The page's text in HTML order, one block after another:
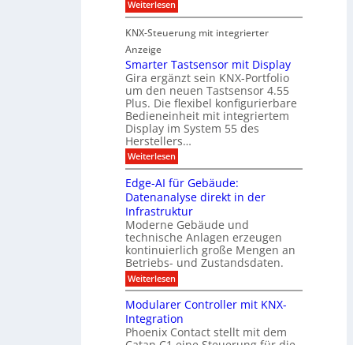
D
T
c
h
n
o
l
o
g
e
s
s
t
e
k
e
n
n
u
n
g
m
i
t
A
n
s
a
g
r
a
u
ö
f
n
e
t
n
e
u
e
s
A
u
s
b
i
l
d
u
n
g
s
Weiterlesen:
S
c
e
r
h
e
i
t
s
e
x
p
o
M
ü
n
c
h
e
n
2
0
2
6
g
h
t
KNX-Steuerung mit integrierter
Anzeige
Smarter Tastsensor mit Display
Gira ergänzt sein KNX-Portfolio
um den neuen Tastsensor 4.55
Plus. Die flexibel konfigurierbare
Bedieneinheit mit integriertem
Display im System 55 des
Herstellers…
Weiterlesen:
S
m
a
r
t
e
r
T
a
s
t
s
n
s
o
Edge-AI für Gebäude:
Datenanalyse direkt in der
Infrastruktur
Moderne Gebäude und
technische Anlagen erzeugen
kontinuierlich große Mengen an
Betriebs- und Zustandsdaten.
Weiterlesen:
E
g
e
-
Modularer Controller mit KNX-
Integration
Phoenix Contact stellt mit dem